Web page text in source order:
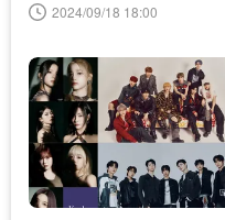
2024/09/18 18:00